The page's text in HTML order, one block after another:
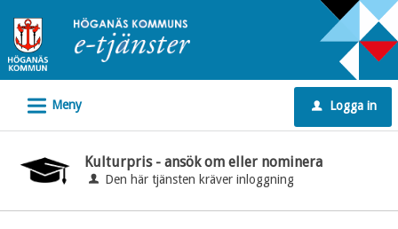
till
e-
tjänster
Höganäs
kommun
L Meny u Logga in
Kulturpris - ansök om eller nominera
Den här tjänsten kräver inloggning